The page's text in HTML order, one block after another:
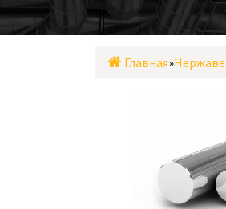
Главная»